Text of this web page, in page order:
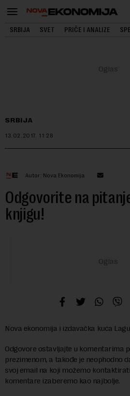
SRBIJA SVET PRIČE I ANALIZE
SRBIJA
13.02.2017. 11:28
Autor: Nova Ekonomija
Odgovorite na
knjigu!
Nova ekonomija i izdavačka kuća
Odgovore ostavljajte u komentarima
prezimenom, a takođe je neophodno
svoj email na koji možemo
komentare izaberemo kao najbolje.